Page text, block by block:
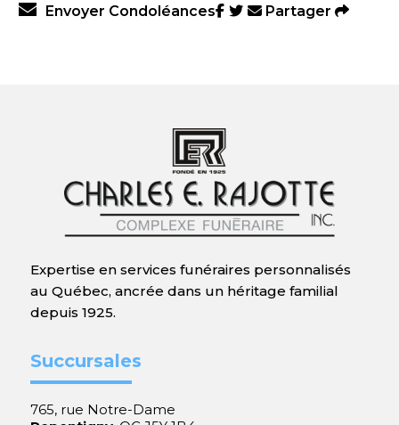
Envoyer Condoléances
Partager
Expertise en services funéraires personnalisés
au Québec, ancrée dans un héritage familial
depuis 1925.
Succursales
765, rue Notre-Dame